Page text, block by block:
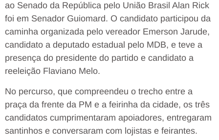
ao Senado da República pelo União Brasil Alan Rick
foi em Senador Guiomard. O candidato participou da
caminha organizada pelo vereador Emerson Jarude,
candidato a deputado estadual pelo MDB, e teve a
presença do presidente do partido e candidato a
reeleição Flaviano Melo.
No percurso, que compreendeu o trecho entre a
praça da frente da PM e a feirinha da cidade, os três
candidatos cumprimentaram apoiadores, entregaram
santinhos e conversaram com lojistas e feirantes.